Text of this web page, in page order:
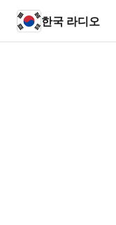
한국 라디오